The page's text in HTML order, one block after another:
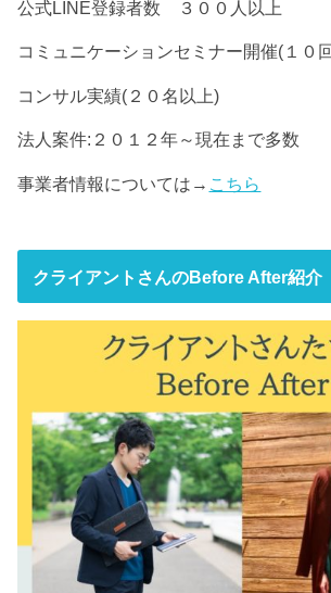
公式LINE登録者数 ３００人以上
コミュニケーションセミナー開催(１０
コンサル実績(２０名以上)
法人案件:２０１２年～現在まで多数
事業者情報については→ こちら
クライアントさんのBefore After紹介